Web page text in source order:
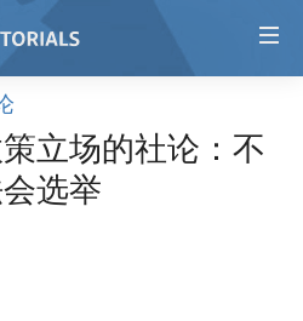
立场的社论：不
选举